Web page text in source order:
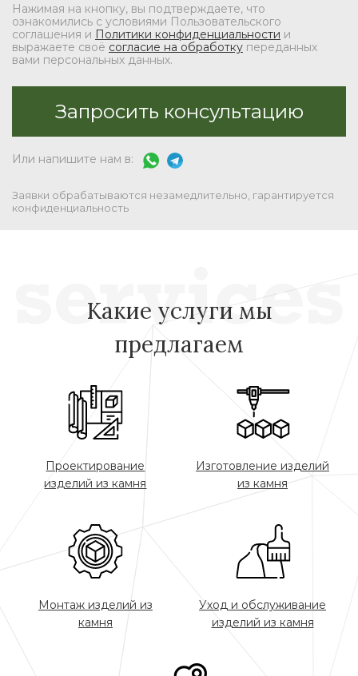
Нажимая на кнопку, вы подтверждаете, что
ознакомились с условиями Пользовательского
соглашения и Политики конфиденциальности и
выражаете своё согласие на обработкупереданных
вами персональных данных.
Или напишите нам в:
Заявки обрабатываются незамедлительно, гарантируется
конфиденциальность
Какие услуги мы
предлагаем
Проектирование
изделий из камня
Изготовление изделий
из камня
Монтаж изделий из
камня
Уход и обслуживание
изделий из камня